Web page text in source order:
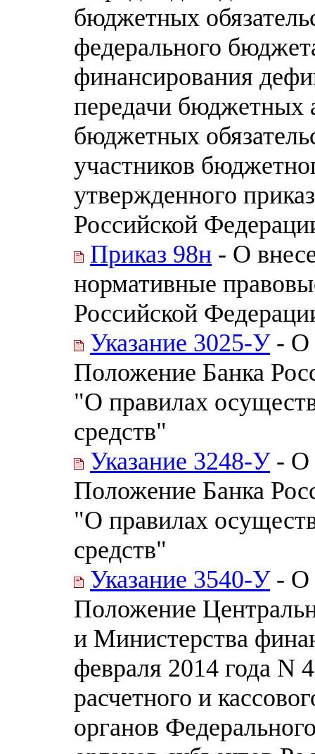
бюджетных
федерального
финансирования
передачи бюджетных
бюджетных
участников
утвержденного
Российской
Приказ 98н - О
нормативные
Российской
Указание 3025-У- О
Положение Банка
"О правилах
средств"
Указание 3248-У- О
Положение Банка
"О правилах
средств"
Указание 3540-У- О
Положение
и Министерства
февраля 2014 года N
расчетного и
органов